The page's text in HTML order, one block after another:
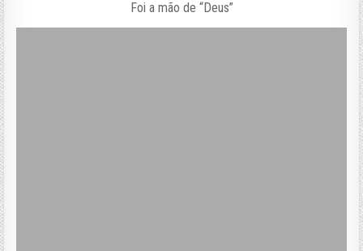
Foi a mão de “Deus”